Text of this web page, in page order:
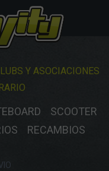
Y ASOCIACIONES
SCOOTER
RECAMBIOS